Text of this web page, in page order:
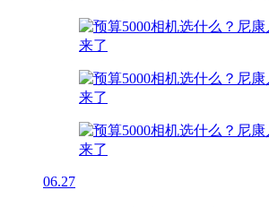
06.27